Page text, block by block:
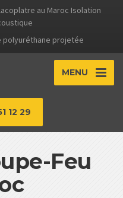
au Maroc Isolation
polyuréthane projetée
MENU
12 29
Feu